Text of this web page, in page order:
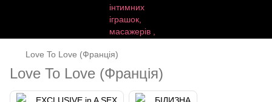
Love To Love (Франція)
Love To Love (Франція)